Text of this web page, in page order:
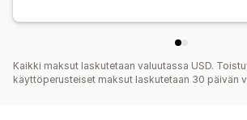
Kaikki maksut laskutetaan valuutassa USD.
käyttöperusteiset maksut laskutetaan 30 päivän